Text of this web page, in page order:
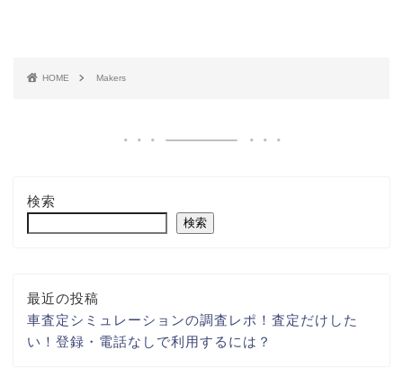
HOME Makers
検索
検索
最近の投稿
車査定シミュレーションの調査レポ！査定だけした
い！登録・電話なしで利用するには？